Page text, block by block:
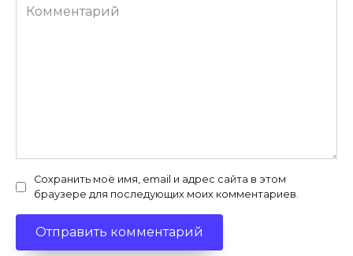
Комментарий
Сохранить моё имя, email и адрес сайта в этом
браузере для последующих моих комментариев.